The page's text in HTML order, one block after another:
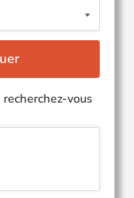
vous